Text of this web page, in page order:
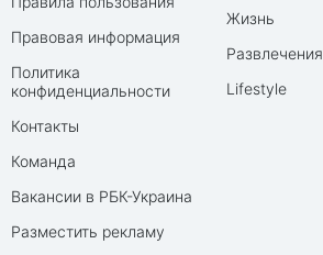
Правовая информация
Политика
конфиденциальности
Контакты
Команда
Вакансии в РБК-Украина
Разместить рекламу
Жизнь
Развлечения
Lifestyle